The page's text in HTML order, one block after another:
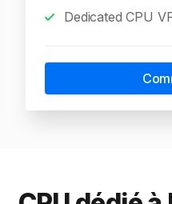
Dedicated CPU